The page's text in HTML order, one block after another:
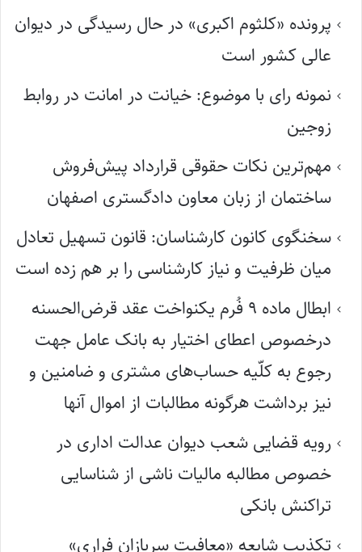
پرونده «کلثوم اکبری» در حال رسیدگی در دیوان
عالی کشور است
نمونه رای با موضوع: خیانت در امانت در روابط
زوجین
مهم‌ترین نکات حقوقی قرارداد پیش‌فروش
ساختمان از زبان معاون دادگستری اصفهان
سخنگوی کانون کارشناسان: قانون تسهیل تعادل
میان ظرفیت و نیاز کارشناسی را بر هم زده است
ابطال ماده ۹ فُرم یکنواخت عقد قرض‌الحسنه
درخصوص اعطای اختیار به بانک عامل جهت
رجوع به کلّیه حساب‌های مشتری و ضامنین و
نیز برداشت هرگونه مطالبات از اموال آنها
رویه قضایی شعب دیوان عدالت اداری در
خصوص مطالبه مالیات ناشی از شناسایی
تراکنش بانکی
تکذیب شایعه «معافیت سربازان فراری»